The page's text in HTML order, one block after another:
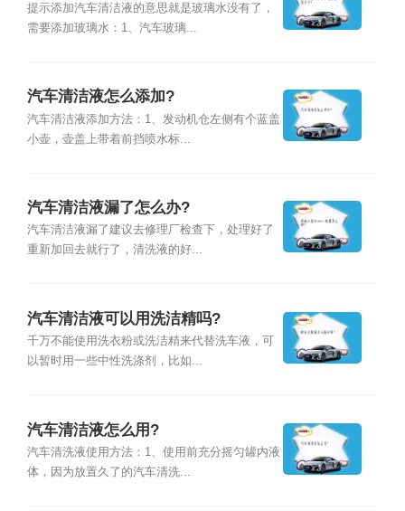
提示添加汽车清洁液的意思就是玻璃水没有了，
需要添加玻璃水：1、汽车玻璃...
汽车清洁液怎么添加?
汽车清洁液添加方法：1、发动机仓左侧有个蓝盖
小壶，壶盖上带着前挡喷水标...
汽车清洁液漏了怎么办?
汽车清洁液漏了建议去修理厂检查下，处理好了
重新加回去就行了，清洗液的好...
汽车清洁液可以用洗洁精吗?
千万不能使用洗衣粉或洗洁精来代替洗车液，可
以暂时用一些中性洗涤剂，比如...
汽车清洁液怎么用?
汽车清洗液使用方法：1、使用前充分摇匀罐内液
体，因为放置久了的汽车清洗...